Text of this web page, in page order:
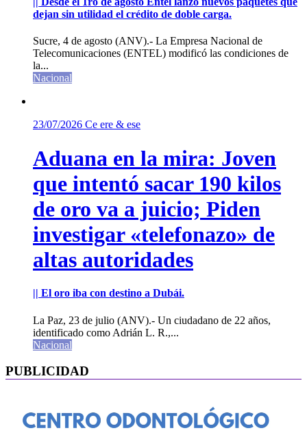
dejan sin utilidad el crédito de doble carga.
Sucre, 4 de agosto (ANV).- La Empresa Nacional de
Telecomunicaciones (ENTEL) modificó las condiciones de
la...
Nacional
23/07/2026 Ce ere & ese
Aduana en la mira: Joven
que intentó sacar 190 kilos
de oro va a juicio; Piden
investigar «telefonazo» de
altas autoridades
|| El oro iba con destino a Dubái.
La Paz, 23 de julio (ANV).- Un ciudadano de 22 años,
identificado como Adrián L. R.,...
Nacional
PUBLICIDAD